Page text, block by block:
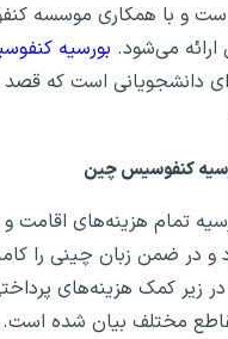
است و با همکاری موسسه
می‌شود. بورسیه
دانشجویانی است که
کنفوسیس چین
تمام هزینه‌های اقامت
در ضمن زبان چینی را
زیر کمک هزینه‌های
مختلف بیان شده است.